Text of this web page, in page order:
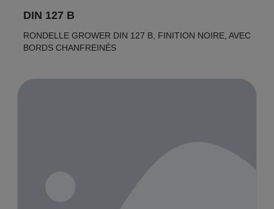
DIN 127 B
RONDELLE GROWER DIN 127 B, FINITION NOIRE, AVEC
BORDS CHANFREINÉS